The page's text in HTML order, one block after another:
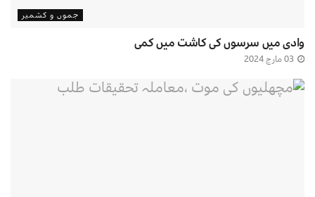
جموں و کشمیر
وادی میں سرسوں کی کاشت میں کمی